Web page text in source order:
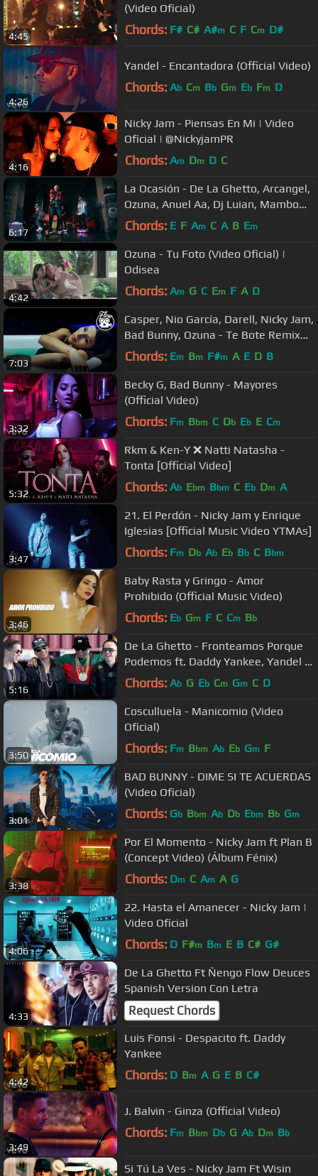
4:45
(Video Oficial)
Chords: F# C# A#m C F Cm D#
4:26
Yandel - Encantadora (Official Video)
Chords: Ab Cm Bb Gm Eb Fm D
4:16
Nicky Jam - Piensas En Mi | Video
Oficial | @NickyjamPR
Chords: Am Dm D C
6:17
La Ocasión - De La Ghetto, Arcangel,
Ozuna, Anuel Aa, Dj Luian, Mambo
Kingz [Video Oficial]
Chords: E F Am C A B Em
4:42
Ozuna - Tu Foto (Video Oficial) |
Odisea
Chords: Am G C Em F A D
7:03
Casper, Nio García, Darell, Nicky Jam,
Bad Bunny, Ozuna - Te Bote Remix
(Video Oficial)
Chords: Em Bm F#m A E D B
3:32
Becky G, Bad Bunny - Mayores
(Official Video)
Chords: Fm Bbm C Db Eb E Cm
5:32
Rkm & Ken-Y ❌ Natti Natasha -
Tonta [Official Video]
Chords: Ab Ebm Bbm C Eb Dm A
3:47
21. El Perdón - Nicky Jam y Enrique
Iglesias [Official Music Video YTMAs]
Chords: Fm Db Ab Eb Bb C Bbm
3:46
Baby Rasta y Gringo - Amor
Prohibido (Official Music Video)
Chords: Eb Gm F C Cm Bb
5:16
De La Ghetto - Fronteamos Porque
Podemos ft. Daddy Yankee, Yandel &
Ñengo Flow [Official Video]
Chords: Ab G Eb Cm Gm C D
3:50
Cosculluela - Manicomio (Video
Oficial)
Chords: Fm Bbm Ab Eb Gm F
3:01
BAD BUNNY - DIME SI TE ACUERDAS
(Video Oficial)
Chords: Gb Bbm Ab Db Ebm Bb Gm
3:38
Por El Momento - Nicky Jam ft Plan B
(Concept Video) (Álbum Fénix)
Chords: Dm C Am A G
4:06
22. Hasta el Amanecer - Nicky Jam |
Video Oficial
Chords: D F#m Bm E B C# G#
4:33
De La Ghetto Ft Ñengo Flow Deuces
Spanish Version Con Letra
Request Chords
4:42
Luis Fonsi - Despacito ft. Daddy
Yankee
Chords: D Bm A G E B C#
3:49
J. Balvin - Ginza (Official Video)
Chords: Fm Bbm Db G Ab Dm Bb
Si Tú La Ves - Nicky Jam Ft Wisin